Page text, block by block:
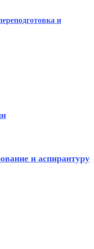
и аспирантуру